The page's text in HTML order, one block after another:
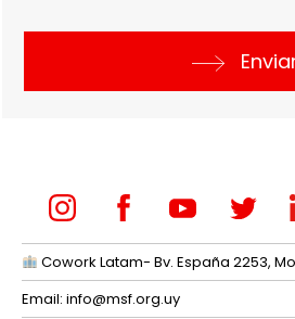
Cowork Latam- Bv. España 2253,
Email: info@msf.org.uy